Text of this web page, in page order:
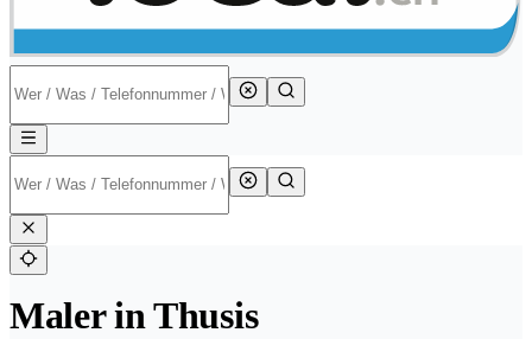
Maler in Thusis